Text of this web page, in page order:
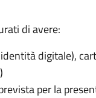
di avere:
digitale),
per la